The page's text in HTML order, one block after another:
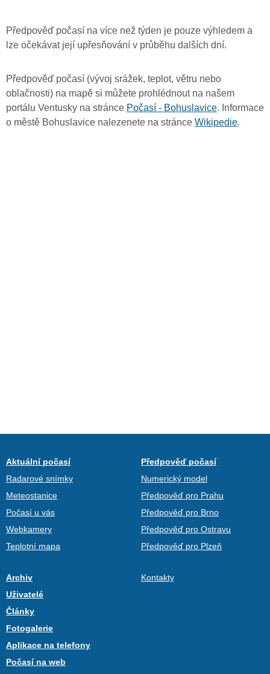
Předpověď počasí na více než týden je pouze výhledem a
lze očekávat její upřesňování v průběhu dalších dní.
Předpověď počasí (vývoj srážek, teplot, větru nebo
oblačnosti) na mapě si můžete prohlédnout na našem
portálu Ventusky na stránce Počasí - Bohuslavice. Informace
o městě Bohuslavice nalezenete na stránce Wikipedie.
Aktuální počasí
Radarové snímky
Meteostanice
Počasí u vás
Webkamery
Teplotní mapa
Předpověď počasí
Numerický model
Předpověď pro Prahu
Předpověď pro Brno
Předpověď pro Ostravu
Předpověď pro Plzeň
Archiv
Uživatelé
Články
Fotogalerie
Aplikace na telefony
Počasí na web
Kontakty